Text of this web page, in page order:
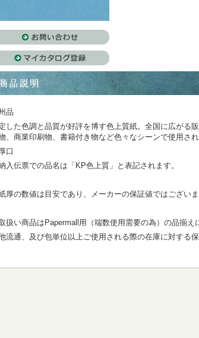
品
した色調と品質が好評を博す色上質紙。全国に広がる
、商業印刷物、書籍付き物など色々なシーンで使用され
口
入伝票での品名は「KP色上質」と表記されます。
厚の数値は目安であり、メーカーの保証値ではございま
扱い商品はPapermall用（端数使用需要の為）の品揃え
流通、及び包単位以上ご使用される際の在庫に対する